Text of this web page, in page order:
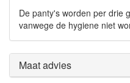
De panty's worden per drie
vanwege de hygiene niet
Maat advies